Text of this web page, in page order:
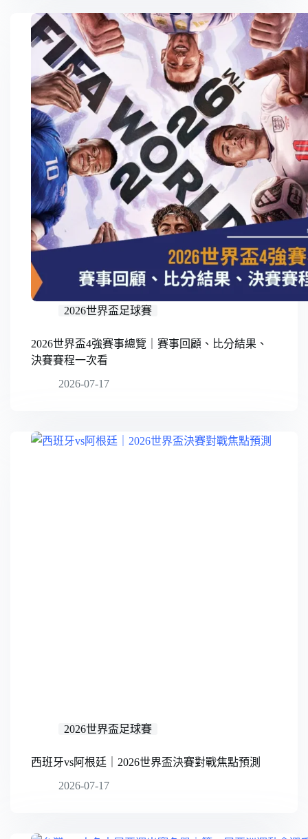
2026世界盃足球賽
2026世界盃4強賽事總覽｜賽事回顧、比分結果、
決賽賽程一次看
2026-07-17
2026世界盃足球賽
西班牙vs阿根廷｜2026世界盃決賽對戰焦點預測
2026-07-17